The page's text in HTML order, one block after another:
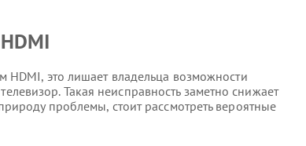
HDMI, это лишает владельца возможности
Такая неисправность заметно снижает
проблемы, стоит рассмотреть вероятные